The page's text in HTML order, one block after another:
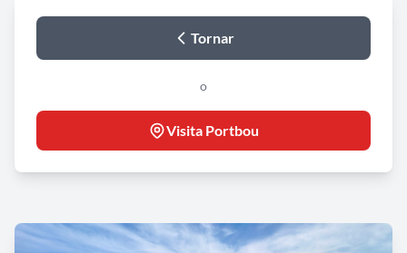
Tornar
o
Visita Portbou